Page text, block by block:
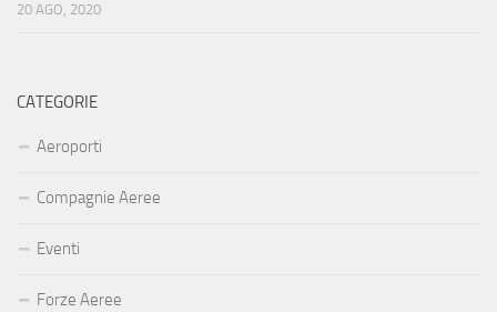
20 AGO, 2020
CATEGORIE
Aeroporti
Compagnie Aeree
Eventi
Forze Aeree